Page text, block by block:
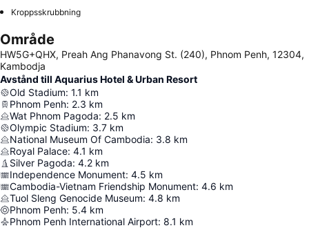
Kroppsskrubbning
Område
HW5G+QHX, Preah Ang Phanavong St. (240), Phnom Penh, 12304,
Kambodja
Avstånd till Aquarius Hotel & Urban Resort
Old Stadium: 1.1 km
Phnom Penh: 2.3 km
Wat Phnom Pagoda: 2.5 km
Olympic Stadium: 3.7 km
National Museum Of Cambodia: 3.8 km
Royal Palace: 4.1 km
Silver Pagoda: 4.2 km
Independence Monument: 4.5 km
Cambodia-Vietnam Friendship Monument: 4.6 km
Tuol Sleng Genocide Museum: 4.8 km
Phnom Penh: 5.4 km
Phnom Penh International Airport: 8.1 km